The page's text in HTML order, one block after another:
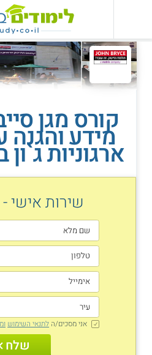
קורס מגן
מידע
ארגוניות
שירות אישי
אני מסכים/ה לתנאי השימוש
שלח